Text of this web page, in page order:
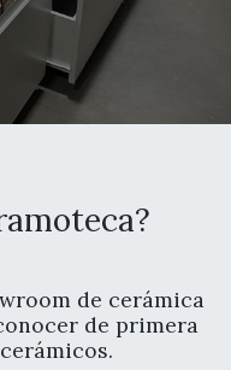
de cerámica
de primera